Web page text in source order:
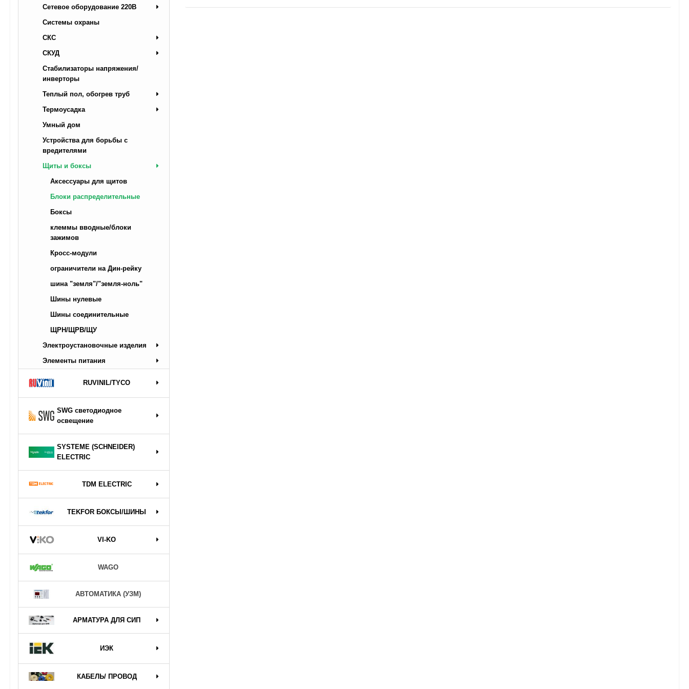
Сетевое оборудование 220В
Системы охраны
СКС
СКУД
Стабилизаторы напряжения/
инверторы
Теплый пол, обогрев труб
Термоусадка
Умный дом
Устройства для борьбы с
вредителями
Щиты и боксы
Аксессуары для щитов
Блоки распределительные
Боксы
клеммы вводные/блоки
зажимов
Кросс-модули
ограничители на Дин-рейку
шина "земля"/"земля-ноль"
Шины нулевые
Шины соединительные
ЩРН/ЩРВ/ЩУ
Электроустановочные изделия
Элементы питания
RUVINIL/TYCO
SWG светодиодное
освещение
SYSTEME (SCHNEIDER)
ELECTRIC
TDM ELECTRIC
TEKFOR БОКСЫ/ШИНЫ
VI-KO
WAGO
АВТОМАТИКА (УЗМ)
АРМАТУРА ДЛЯ СИП
ИЭК
КАБЕЛЬ/ ПРОВОД